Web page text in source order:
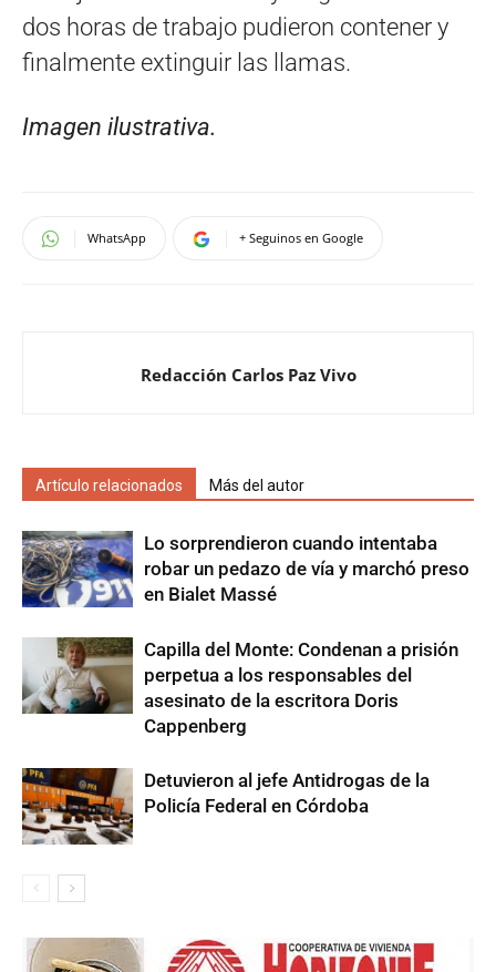
dos horas de trabajo pudieron contener y
finalmente extinguir las llamas.
Imagen ilustrativa.
WhatsApp + Seguinos en Google
Redacción Carlos Paz Vivo
Artículo relacionados Más del autor
Lo sorprendieron cuando intentaba
robar un pedazo de vía y marchó preso
en Bialet Massé
Capilla del Monte: Condenan a prisión
perpetua a los responsables del
asesinato de la escritora Doris
Cappenberg
Detuvieron al jefe Antidrogas de la
Policía Federal en Córdoba